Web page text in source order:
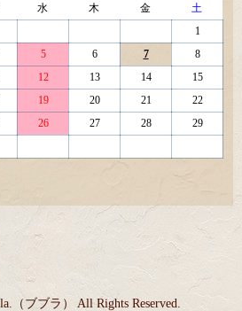
水 木 金
土
1
5 6 7
8
12 13 14
15
19 20 21
22
26 27 28
29
（ブブラ） All Rights Reserved.